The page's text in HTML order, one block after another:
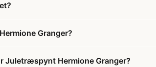
Granger?
Juletræspynt Hermione Granger?